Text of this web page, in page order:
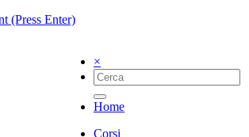
(Press Enter)
×
Home
Corsi